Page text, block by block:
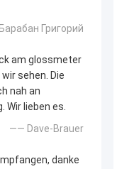
Григорий
am glossmeter
sehen. Die
nah an
Wir lieben es.
—— Dave-Brauer
danke